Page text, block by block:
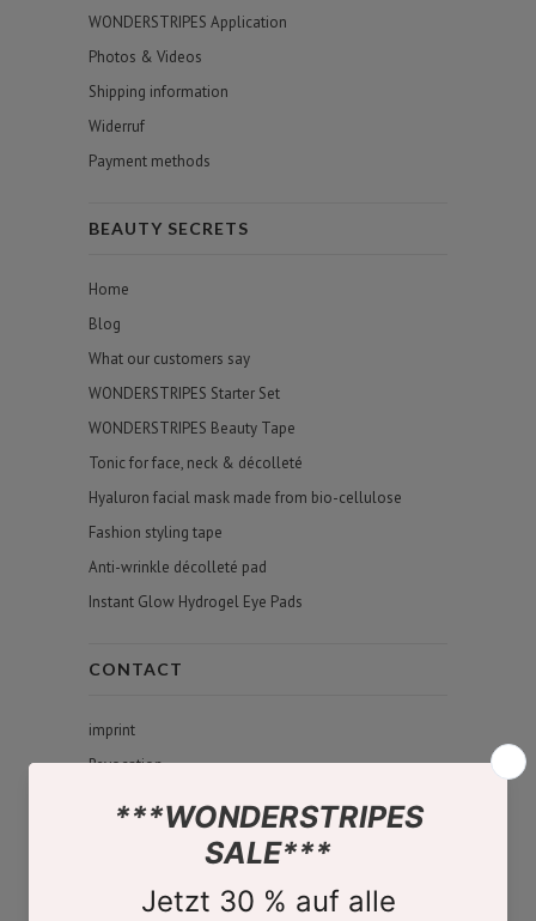
WONDERSTRIPES Application
Photos & Videos
Shipping information
Widerruf
Payment methods
BEAUTY SECRETS
Home
Blog
What our customers say
WONDERSTRIPES Starter Set
WONDERSTRIPES Beauty Tape
Tonic for face, neck & décolleté
Hyaluron facial mask made from bio-cellulose
Fashion styling tape
Anti-wrinkle décolleté pad
Instant Glow Hydrogel Eye Pads
CONTACT
imprint
Revocation
Data protection
Terms and Conditions
About Us